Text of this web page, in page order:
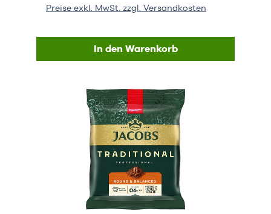
Preise exkl. MwSt. zzgl. Versandkosten
In den Warenkorb